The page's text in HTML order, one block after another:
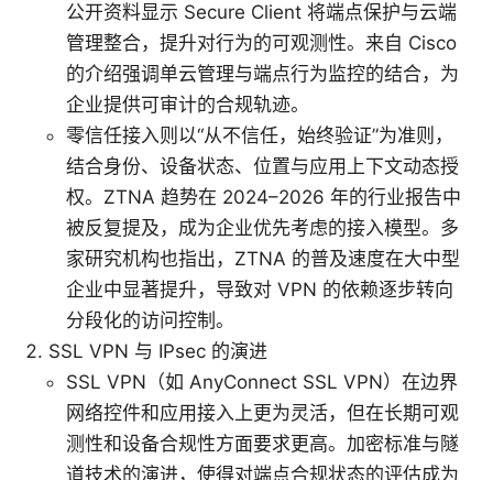
公开资料显示 Secure Client 将端点保护与云端
管理整合，提升对行为的可观测性。来自 Cisco
的介绍强调单云管理与端点行为监控的结合，为
企业提供可审计的合规轨迹。
零信任接入则以“从不信任，始终验证”为准则，
结合身份、设备状态、位置与应用上下文动态授
权。ZTNA 趋势在 2024–2026 年的行业报告中
被反复提及，成为企业优先考虑的接入模型。多
家研究机构也指出，ZTNA 的普及速度在大中型
企业中显著提升，导致对 VPN 的依赖逐步转向
分段化的访问控制。
SSL VPN 与 IPsec 的演进
SSL VPN（如 AnyConnect SSL VPN）在边界
网络控件和应用接入上更为灵活，但在长期可观
测性和设备合规性方面要求更高。加密标准与隧
道技术的演进，使得对端点合规状态的评估成为